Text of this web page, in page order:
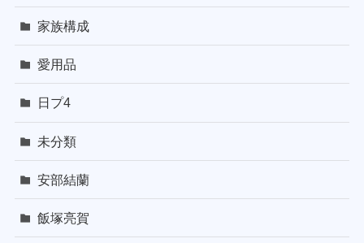
家族構成
愛用品
日プ4
未分類
安部結蘭
飯塚亮賀